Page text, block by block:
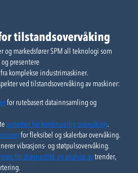
tilstandsovervåking
og markedsfører SPM all teknologi som
presentere
komplekse industrimaskiner.
ved tilstandsovervåking av maskiner:
for rutebasert datainnsamling og
systemer for kontinuerlig overvåking.
for fleksibel og skalerbar overvåking.
vibrasjons- og støtpulsovervåking.
for diagnostikk og analyse avtrender,